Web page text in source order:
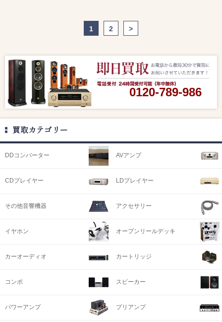
1 2 >
0120-789-986
買取カテゴリー
DDコンバーター AVアンプ
CDプレイヤー LDプレイヤー
その他音響機器 アクセサリー
イヤホン オープンリールデッキ
カーオーディオ カートリッジ
コンポ スピーカー
パワーアンプ プリアンプ